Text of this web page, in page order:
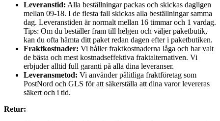
Leveranstid: Alla beställningar packas och skickas dagligen
mellan 09-18. I de flesta fall skickas alla beställningar samma
dag. Leveranstiden är normalt mellan 16 timmar och 1 vardag.
Tips: Om du beställer fram till helgen och väljer paketbutik,
kan du ofta hämta ditt paket redan dagen efter i paketbutiken.
Fraktkostnader: Vi håller fraktkostnaderna låga och har valt
de bästa och mest kostnadseffektiva fraktalternativen. Vi
erbjuder alltid full garanti på alla dina leveranser.
Leveransmetod: Vi använder pålitliga fraktföretag som
PostNord och GLS för att säkerställa att dina varor levereras
säkert och i tid.
Retur: